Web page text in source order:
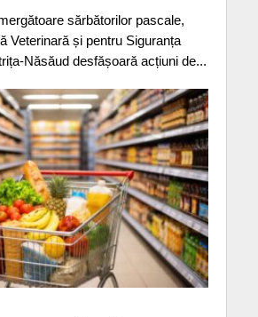
sărbătorilor pascale,
Veterinară și pentru Siguranța
Năsăud desfășoară acțiuni de...